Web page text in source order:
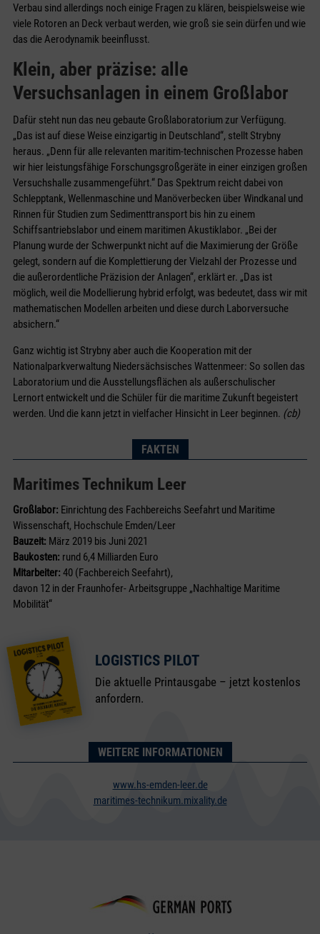
Verbau sind allerdings noch einige Fragen zu klären, beispielsweise wie
viele Rotoren an Deck verbaut werden, wie groß sie sein dürfen und wie
das die Aerodynamik beeinflusst.
Klein, aber präzise: alle
Versuchsanlagen in einem Großlabor
Dafür steht nun das neu gebaute Großlaboratorium zur Verfügung.
„Das ist auf diese Weise einzigartig in Deutschland“, stellt Strybny
heraus. „Denn für alle relevanten maritim-technischen Prozesse haben
wir hier leistungsfähige Forschungsgroßgeräte in einer einzigen großen
Versuchshalle zusammengeführt.“ Das Spektrum reicht dabei von
Schlepptank, Wellenmaschine und Manöverbecken über Windkanal und
Rinnen für Studien zum Sedimenttransport bis hin zu einem
Schiffsantriebslabor und einem maritimen Akustiklabor. „Bei der
Planung wurde der Schwerpunkt nicht auf die Maximierung der Größe
gelegt, sondern auf die Komplettierung der Vielzahl der Prozesse und
die außerordentliche Präzision der Anlagen“, erklärt er. „Das ist
möglich, weil die Modellierung hybrid erfolgt, was bedeutet, dass wir mit
mathematischen Modellen arbeiten und diese durch Laborversuche
absichern.“
Ganz wichtig ist Strybny aber auch die Kooperation mit der
Nationalparkverwaltung Niedersächsisches Wattenmeer: So sollen das
Laboratorium und die Ausstellungsflächen als außerschulischer
Lernort entwickelt und die Schüler für die maritime Zukunft begeistert
werden. Und die kann jetzt in vielfacher Hinsicht in Leer beginnen. (cb)
FAKTEN
Maritimes Technikum Leer
Großlabor: Einrichtung des Fachbereichs Seefahrt und Maritime
Wissenschaft, Hochschule Emden/Leer
Bauzeit: März 2019 bis Juni 2021
Baukosten: rund 6,4 Milliarden Euro
Mitarbeiter: 40 (Fachbereich Seefahrt),
davon 12 in der Fraunhofer- Arbeitsgruppe „Nachhaltige Maritime
Mobilität“
LOGISTICS PILOT
Die aktuelle Printausgabe – jetzt kostenlos
anfordern.
WEITERE INFORMATIONEN
www.hs-emden-leer.de
maritimes-technikum.mixality.de